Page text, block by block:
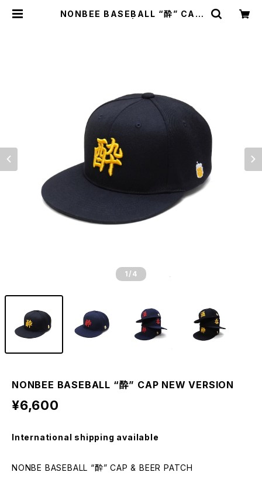
NONBEE BASEBALL “酔” CAP
1 /4
NONBEE BASEBALL “酔” CAP NEW VERSION
¥6,600
International shipping available
NONBE BASEBALL “酔” CAP & BEER PATCH